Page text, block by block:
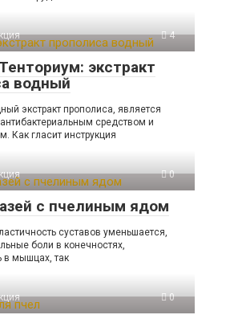
4
экстракт
водный
экстракт прополиса, является
средством и
Как гласит инструкция
0
с пчелиным ядом
суставов уменьшается,
боли в конечностях,
в мышцах, так
0